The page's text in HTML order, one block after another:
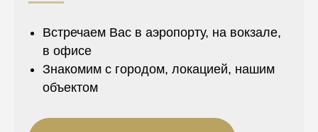
Встречаем Вас в аэропорту, на вокзале,
в офисе
Знакомим с городом, локацией, нашим
объектом